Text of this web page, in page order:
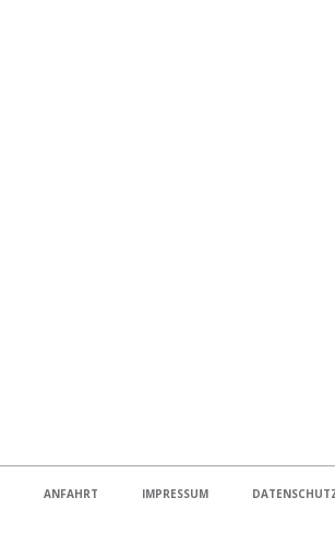
ANFAHRT IMPRESSUM